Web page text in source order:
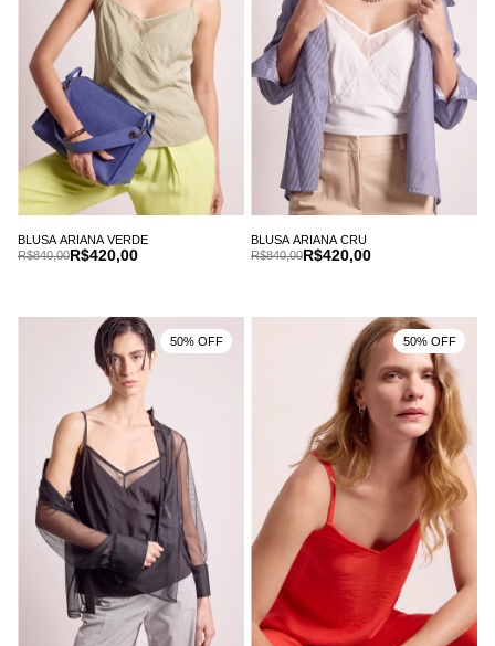
BLUSA ARIANA VERDE
R$420,00
R$840,00
BLUSA ARIANA CRU
R$420,00
R$840,00
50% OFF 50% OFF